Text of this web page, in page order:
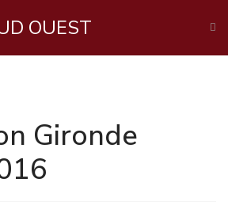
OUEST
Gironde